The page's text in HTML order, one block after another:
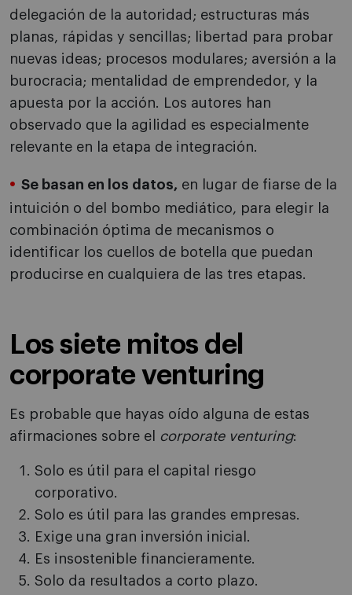
delegación de la autoridad; estructuras más
planas, rápidas y sencillas; libertad para probar
nuevas ideas; procesos modulares; aversión a la
burocracia; mentalidad de emprendedor, y la
apuesta por la acción. Los autores han
observado que la agilidad es especialmente
relevante en la etapa de integración.
Se basan en los datos, en lugar de fiarse de la
intuición o del bombo mediático, para elegir la
combinación óptima de mecanismos o
identificar los cuellos de botella que puedan
producirse en cualquiera de las tres etapas.
Los siete mitos del
corporate venturing
Es probable que hayas oído alguna de estas
afirmaciones sobre el
corporate venturing:
Solo es útil para el capital riesgo
corporativo.
Solo es útil para las grandes empresas.
Exige una gran inversión inicial.
Es insostenible financieramente.
Solo da resultados a corto plazo.